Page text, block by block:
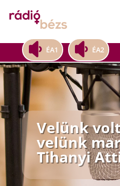
ÉA1 ÉA2
Velünk
velünk
Tihanyi